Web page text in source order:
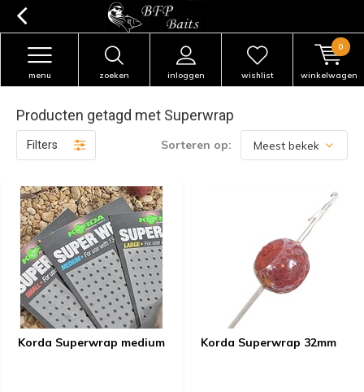
zoeken inloggen
menu wishlist winkelwagen
0
Producten getagd met Superwrap
Filters Sorteren op:
Korda Superwrap medium Korda Superwrap 32mm